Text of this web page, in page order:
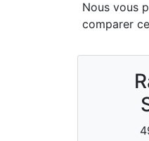
Nous vous
comparer